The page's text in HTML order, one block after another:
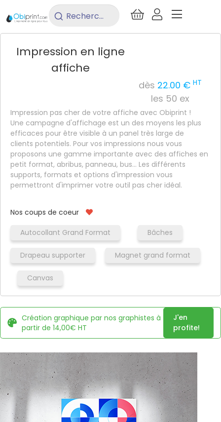
Rechercher
/ Imprimerie / Affiche Affiche
Impression en ligne
affiche
dès 22.00 € HT
les 50 ex
Impression pas cher de votre affiche avec Obiprint !
Une campagne d'affichage est un des moyens les plus
efficaces pour être visible à un panel très large de
clients potentiels. Pour vos impressions nous vous
proposons une gamme importante avec des affiches en
petit format, abribus, panneau, bus... Les différents
supports, formats et options d'impression vous
permettront d'imprimer votre outil pas cher idéal.
Nos coups de coeur
Autocollant Grand Format Bâches
Drapeau supporter Magnet grand format
Canvas
Création graphique par nos graphistes à
partir de 14,00€ HT
J'en
profite!